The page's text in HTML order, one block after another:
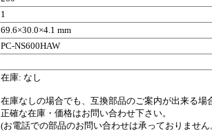
1
69.6×30.0×4.1 mm
PC-NS600HAW
在庫: なし
在庫なしの場合でも、互換部品のご案内が出来る場
正確な在庫・価格はお問い合わせ下さい。
(お電話での部品のお問い合わせは承っておりませ